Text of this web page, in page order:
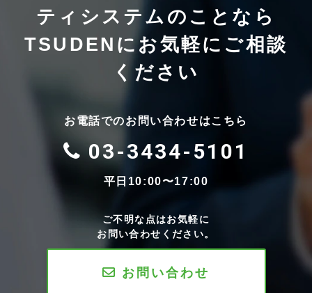
ティシステムのことなら
TSUDENにお気軽にご相談
ください
お電話でのお問い合わせはこちら
03-3434-5101
平日10:00〜17:00
ご不明な点はお気軽に
お問い合わせください。
お問い合わせ